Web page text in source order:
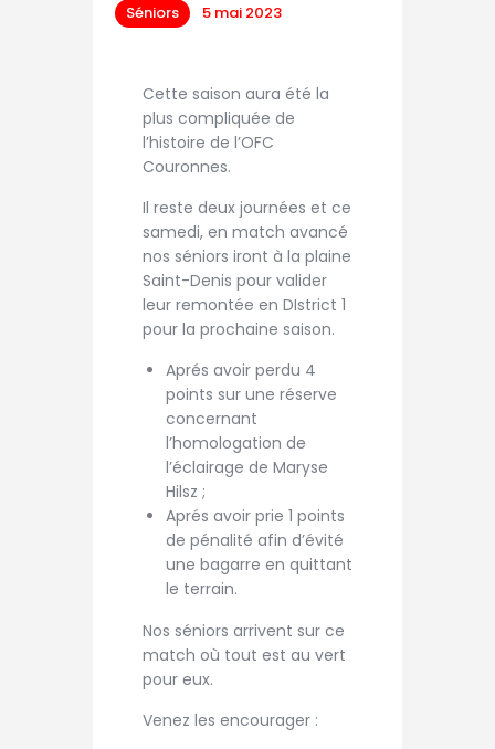
Séniors 5 mai 2023
Cette saison aura été la
plus compliquée de
l’histoire de l’OFC
Couronnes.
Il reste deux journées et ce
samedi, en match avancé
nos séniors iront à la plaine
Saint-Denis pour valider
leur remontée en DIstrict 1
pour la prochaine saison.
Aprés avoir perdu 4
points sur une réserve
concernant
l’homologation de
l’éclairage de Maryse
Hilsz ;
Aprés avoir prie 1 points
de pénalité afin d’évité
une bagarre en quittant
le terrain.
Nos séniors arrivent sur ce
match où tout est au vert
pour eux.
Venez les encourager :